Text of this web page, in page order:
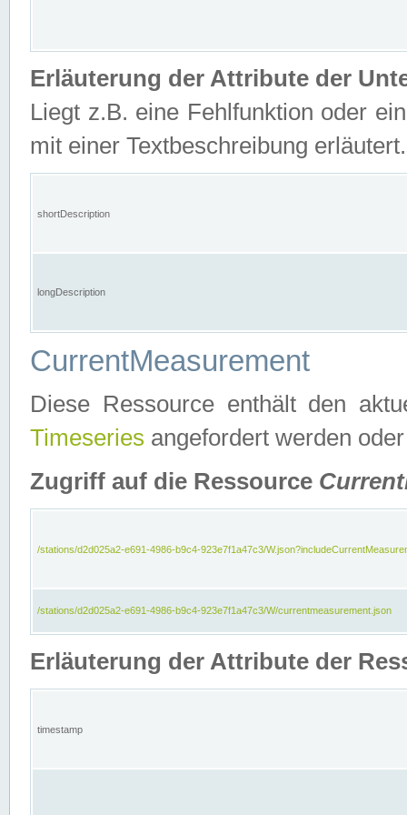
Erläuterung der Attribute der
Liegt z.B. eine Fehlfunktion oder
mit einer Textbeschreibung erläutert.
shortDescription
longDescription
CurrentMeasurement
Diese Ressource enthält den
Timeseries angefordert werden
Zugriff auf die Ressource
/stations/d2d025a2-e691-4986-b9c4-923e7f1a47c3/
/stations/d2d025a2-e691-4986-b9c4-923e7f1a47c3/W/currentmeasurement.json
Erläuterung der Attribute der
timestamp